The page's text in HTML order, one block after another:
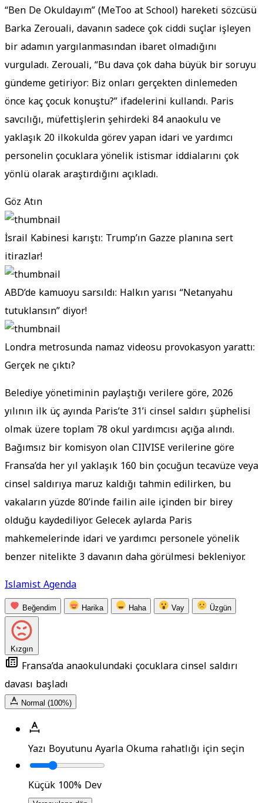
“Ben De Okuldayım” (MeToo at School) hareketi sözcüsü
Barka Zerouali, davanın sadece çok ciddi suçlar işleyen
bir adamın yargılanmasından ibaret olmadığını
vurguladı. Zerouali, “Bu dava çok daha büyük bir soruyu
gündeme getiriyor: Biz onları gerçekten dinlemeden
önce kaç çocuk konuştu?” ifadelerini kullandı. Paris
savcılığı, müfettişlerin şehirdeki 84 anaokulu ve
yaklaşık 20 ilkokulda görev yapan idari ve yardımcı
personelin çocuklara yönelik istismar iddialarını çok
yönlü olarak araştırdığını açıkladı.
Göz Atın
İsrail Kabinesi karıştı: Trump’ın Gazze planına sert
itirazlar!
ABD’de kamuoyu sarsıldı: Halkın yarısı “Netanyahu
tutuklansın” diyor!
Londra metrosunda namaz videosu provokasyon yarattı:
Gerçek ne çıktı?
Belediye yönetiminin paylaştığı verilere göre, 2026
yılının ilk üç ayında Paris’te 31’i cinsel saldırı şüphelisi
olmak üzere toplam 78 okul yardımcısı açığa alındı.
Bağımsız bir komisyon olan CIIVISE verilerine göre
Fransa’da her yıl yaklaşık 160 bin çocuğun tecavüze veya
cinsel saldırıya maruz kaldığı tahmin edilirken, bu
vakaların yüzde 80’inde failin aile içinden bir birey
olduğu kaydediliyor. Gelecek aylarda Paris
mahkemelerinde idari ve yardımcı personele yönelik
benzer nitelikte 3 davanın daha görülmesi bekleniyor.
Islamist Agenda
Beğendim Harika Haha Vay Üzgün
Kızgın
Fransa’da anaokulundaki çocuklara cinsel saldırı
davası başladı
Normal (100%)
Yazı Boyutunu AyarlaOkuma rahatlığı için seçin
Küçük 100%Dev